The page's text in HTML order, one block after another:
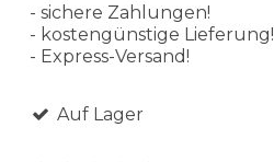
- sichere Zahlungen!
- kostengünstige Lieferung!
- Express-Versand!
Auf Lager